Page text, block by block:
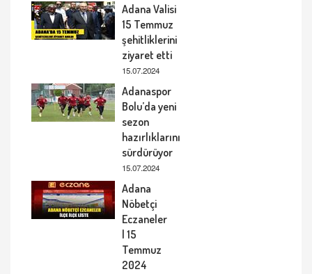
Adana Valisi
15 Temmuz
şehitliklerini
ziyaret etti
15.07.2024
Adanaspor
Bolu’da yeni
sezon
hazırlıklarını
sürdürüyor
15.07.2024
Adana
Nöbetçi
Eczaneler
| 15
Temmuz
2024